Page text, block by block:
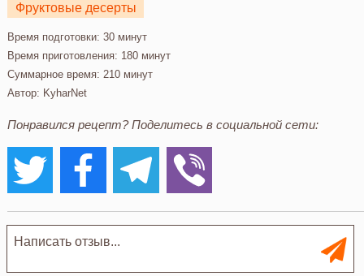
Фруктовые десерты
Время подготовки: 30 минут
Время приготовления: 180 минут
Суммарное время: 210 минут
Автор: KyharNet
Понравился рецепт? Поделитесь в социальной сети: